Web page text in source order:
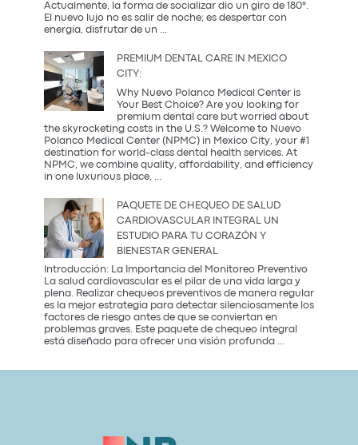
Actualmente, la forma de socializar dio un giro de 180°.
El nuevo lujo no es salir de noche; es despertar con
energía, disfrutar de un ...
una
Descubre
la
tendencia
más
saludable
del
2026
PREMIUM DENTAL CARE IN MEXICO
CITY:
Why Nuevo Polanco Medical Center is
Your Best Choice? Are you looking for
premium dental care but worried about
the skyrocketing costs in the U.S.? Welcome to Nuevo
Polanco Medical Center (NPMC) in Mexico City, your #1
destination for world-class dental health services. At
NPMC, we combine quality, affordability, and efficiency
in one luxurious place,
Care
Mexico
City:
PAQUETE DE CHEQUEO DE SALUD
CARDIOVASCULAR INTEGRAL UN
ESTUDIO PARA TU CORAZÓN Y
BIENESTAR GENERAL
Introducción: La Importancia del Monitoreo Preventivo
La salud cardiovascular es el pilar de una vida larga y
plena. Realizar chequeos preventivos de manera regular
es la mejor estrategia para detectar silenciosamente los
factores de riesgo antes de que se conviertan en
problemas graves. Este paquete de chequeo integral
está diseñado para ofrecer una visión profunda ...